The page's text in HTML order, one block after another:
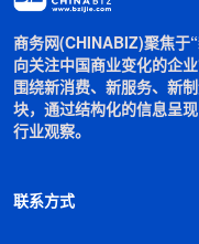
商务网(CHINABIZ)聚焦于
向关注中国商业变化的企
围绕新消费、新服务、新
块，通过结构化的信息呈
行业观察。
联系方式